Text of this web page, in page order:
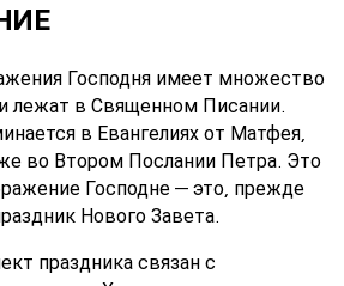
Господня имеет множество
лежат в Священном Писании.
в Евангелиях от Матфея,
во Втором Послании Петра. Это
Господне — это, прежде
Нового Завета.
праздника связан с